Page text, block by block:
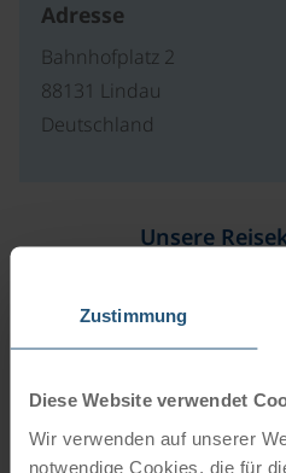
Zustimmung
Diese Website verwendet
Wir verwenden auf unserer
notwendige Cookies, die für
Adresse
Bahnhofplatz 2
88131 Lindau
Deutschland
Unsere
Radkreuzfahrten